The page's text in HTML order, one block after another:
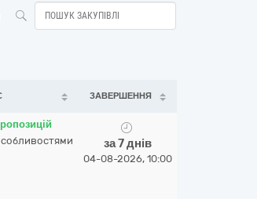
ЗАВЕРШЕННЯ
за 7 днів
04-08-2026, 10:00